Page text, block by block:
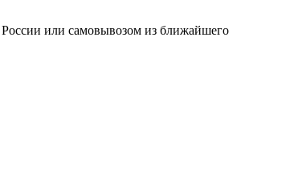
или самовывозом из ближайшего